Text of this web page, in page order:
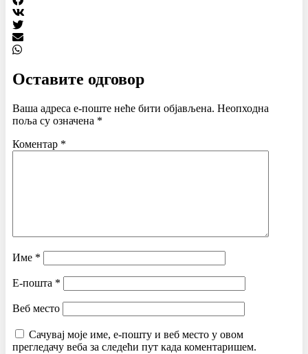
Оставите одговор
Ваша адреса е-поште неће бити објављена. Неопходна
поља су означена *
Коментар *
Име *
Е-пошта *
Веб место
Сачувај моје име, е-пошту и веб место у овом
прегледачу веба за следећи пут када коментаришем.